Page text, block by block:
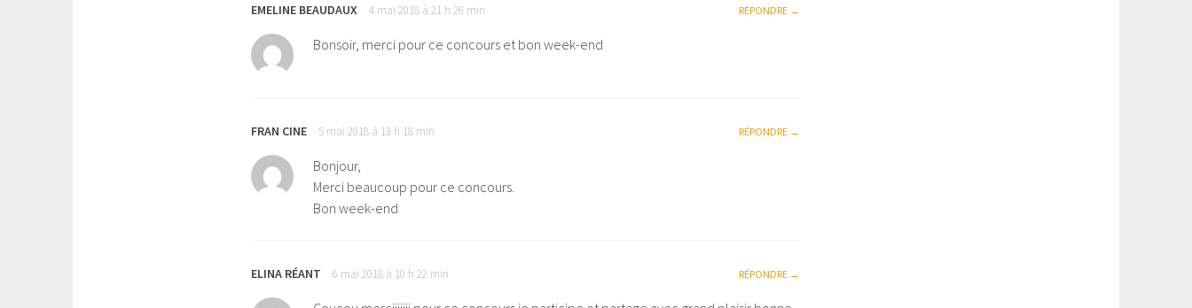
EMELINE BEAUDAUX 4 mai 2018 à 21 h 26 min RÉPONDRE
Bonsoir, merci pour ce concours et bon week-end
FRAN CINE 5 mai 2018 à 13 h 18 min RÉPONDRE
Bonjour,
Merci beaucoup pour ce concours.
Bon week-end
ELINA RÉANT 6 mai 2018 à 10 h 22 min RÉPONDRE